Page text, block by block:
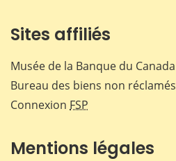
Sites affiliés
Musée de la Banque du Canada
Bureau des biens non réclamés
Connexion FSP
Mentions légales